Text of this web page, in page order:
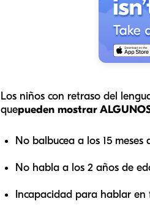
Los niños con retraso del
quepueden mostrar
No balbucea a los 15 meses
No habla a los 2 años de
Incapacidad para hablar